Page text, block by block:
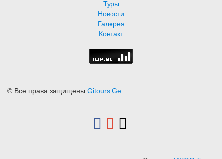
Туры
Новости
Галерея
Контакт
© Все права защищены Gitours.Ge